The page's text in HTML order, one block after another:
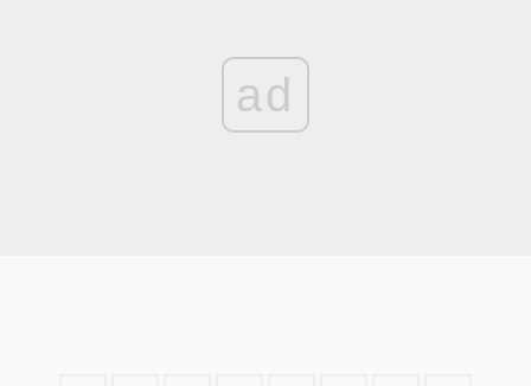
ad